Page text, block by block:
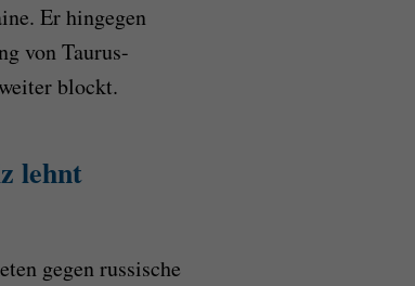
Er hingegen
von Taurus-
blockt.
lehnt
gegen russische